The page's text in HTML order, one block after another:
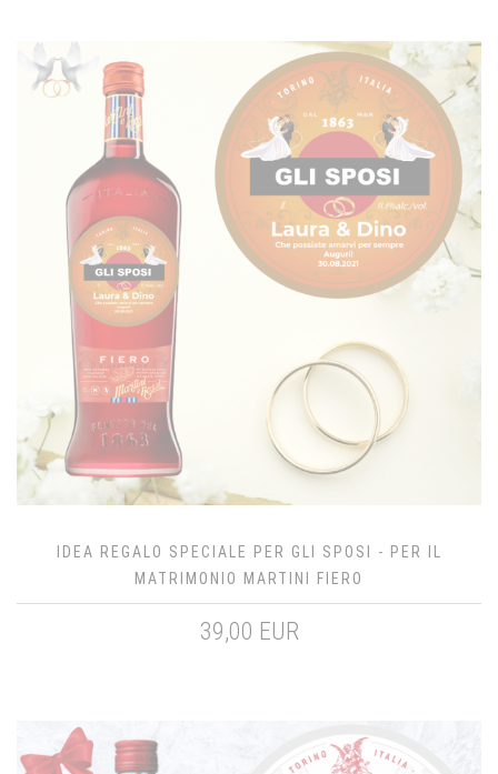
IDEA REGALO SPECIALE PER GLI SPOSI - PER IL
MATRIMONIO MARTINI FIERO
39,00 EUR